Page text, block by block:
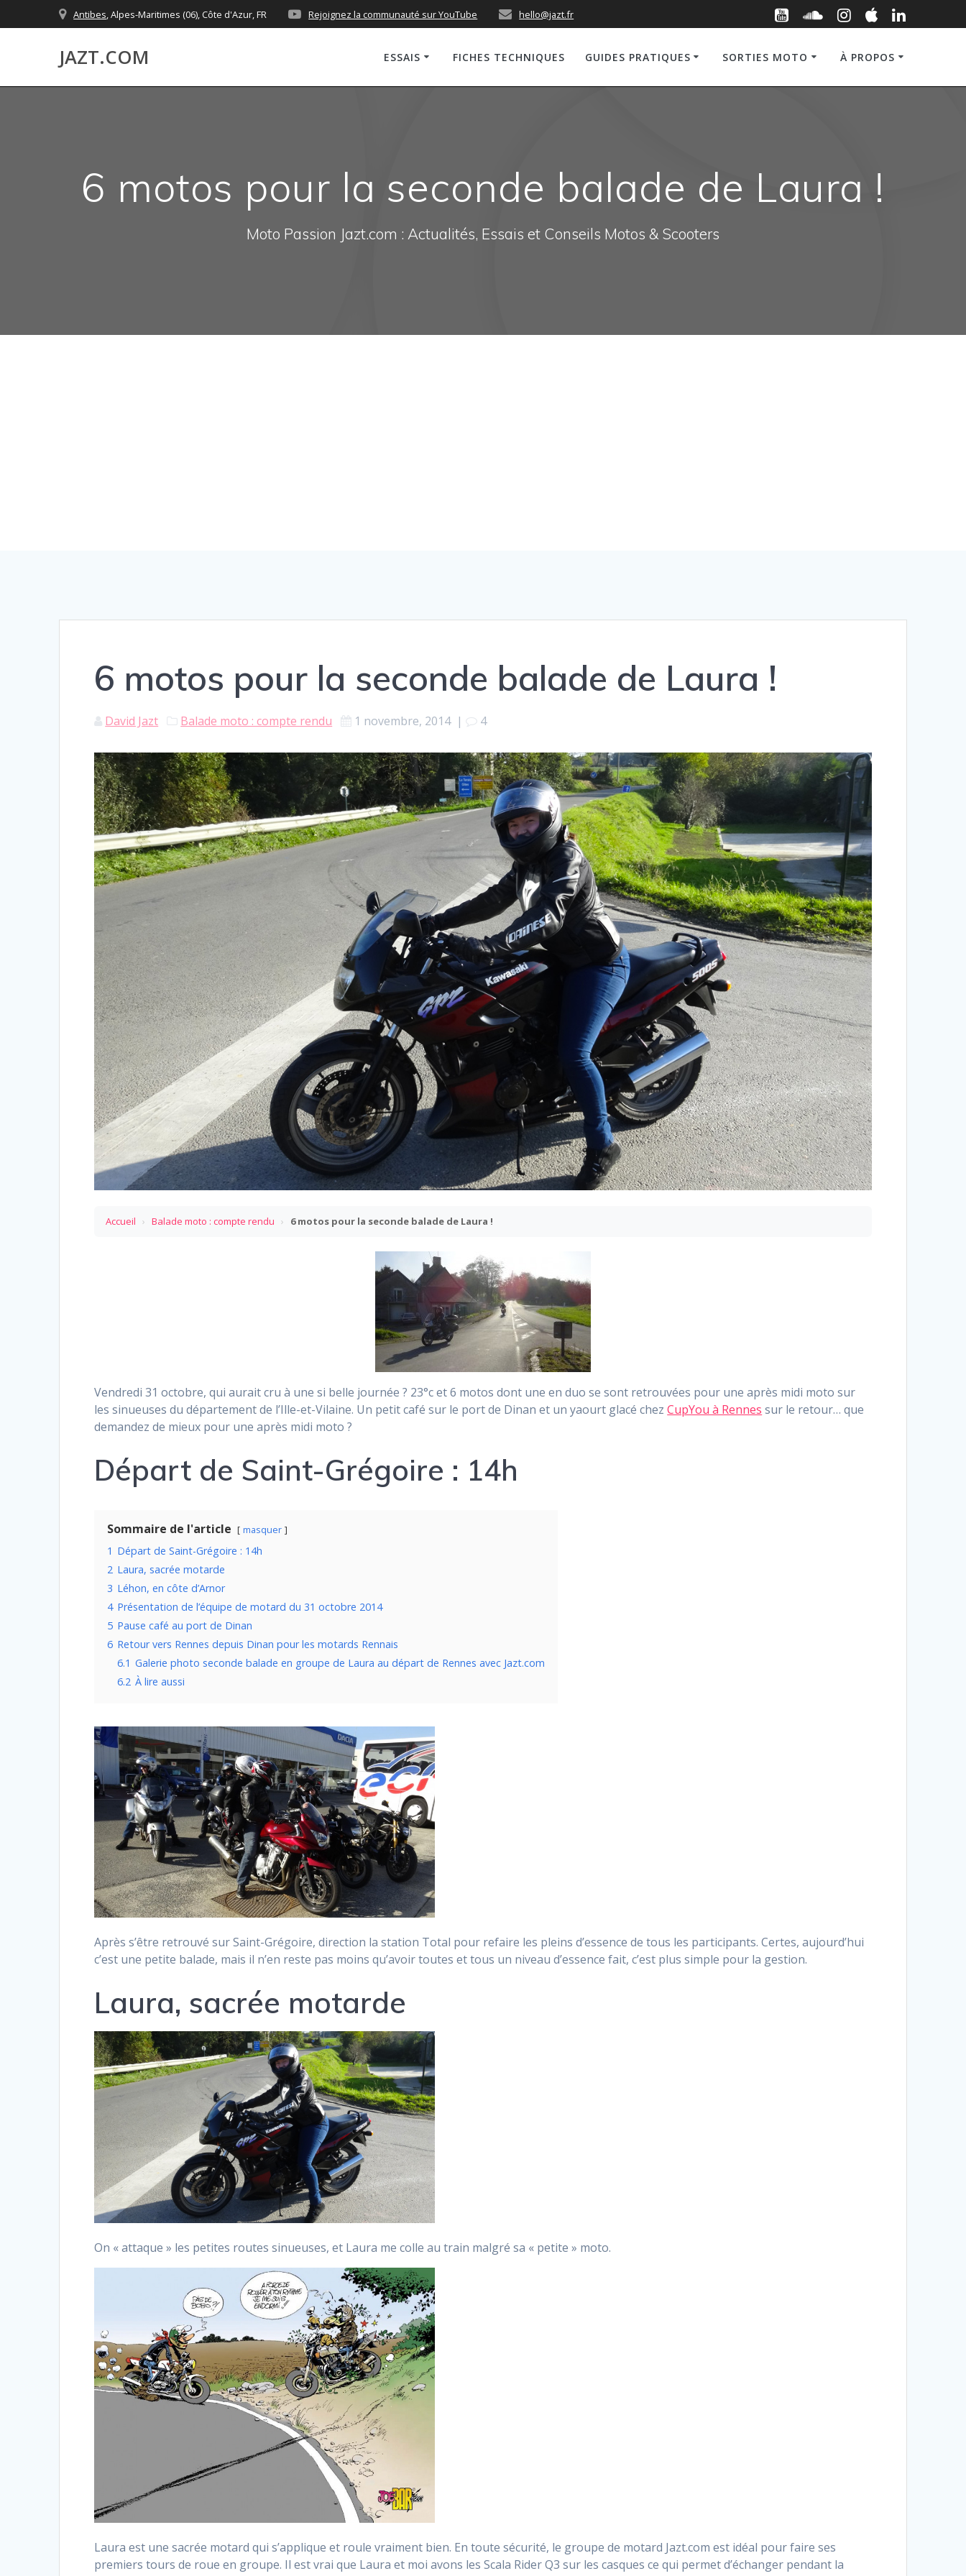
to
Antibes, Alpes-Maritimes (06), Côte d'Azur, FR Rejoignez la communauté sur YouTube hello@jazt.fr
JAZT.COM ESSAIS FICHES TECHNIQUES GUIDES PRATIQUES SORTIES MOTO À PROPOS
6 motos pour la seconde balade de Laura !
Moto Passion Jazt.com : Actualités, Essais et Conseils Motos & Scooters
6 motos pour la seconde balade de Laura !
David Jazt Balade moto : compte rendu 1 novembre, 2014| 4
Accueil › Balade moto : compte rendu › 6 motos pour la seconde balade de Laura !
Vendredi 31 octobre, qui aurait cru à une si belle journée ? 23°c et 6 motos dont une en duo se sont retrouvées pour une après midi moto sur
les sinueuses du département de l’Ille-et-Vilaine. Un petit café sur le port de Dinan et un yaourt glacé chezCupYou à Rennes sur le retour… que
demandez de mieux pour une après midi moto ?
Départ de Saint-Grégoire : 14h
Sommaire de l'article masquer
1 Départ de Saint-Grégoire : 14h
2 Laura, sacrée motarde
3 Léhon, en côte d’Arnor
4 Présentation de l’équipe de motard du 31 octobre 2014
5 Pause café au port de Dinan
6 Retour vers Rennes depuis Dinan pour les motards Rennais
6.1 Galerie photo seconde balade en groupe de Laura au départ de Rennes avec Jazt.com
6.2 À lire aussi
Après s’être retrouvé sur Saint-Grégoire, direction la station Total pour refaire les pleins d’essence de tous les participants. Certes, aujourd’hui
c’est une petite balade, mais il n’en reste pas moins qu’avoir toutes et tous un niveau d’essence fait, c’est plus simple pour la gestion.
Laura, sacrée motarde
On « attaque » les petites routes sinueuses, et Laura me colle au train malgré sa « petite » moto.
Laura est une sacrée motard qui s’applique et roule vraiment bien. En toute sécurité, le groupe de motard Jazt.com est idéal pour faire ses
premiers tours de roue en groupe. Il est vrai que Laura et moi avons les Scala Rider Q3 sur les casques ce qui permet d’échanger pendant la